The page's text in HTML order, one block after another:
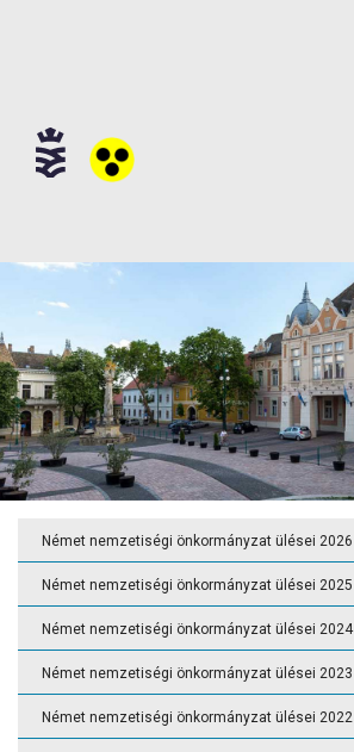
Német nemzetiségi önkormányzat ülései 2026
Német nemzetiségi önkormányzat ülései 2025
Német nemzetiségi önkormányzat ülései 2024
Német nemzetiségi önkormányzat ülései 2023
Német nemzetiségi önkormányzat ülései 2022